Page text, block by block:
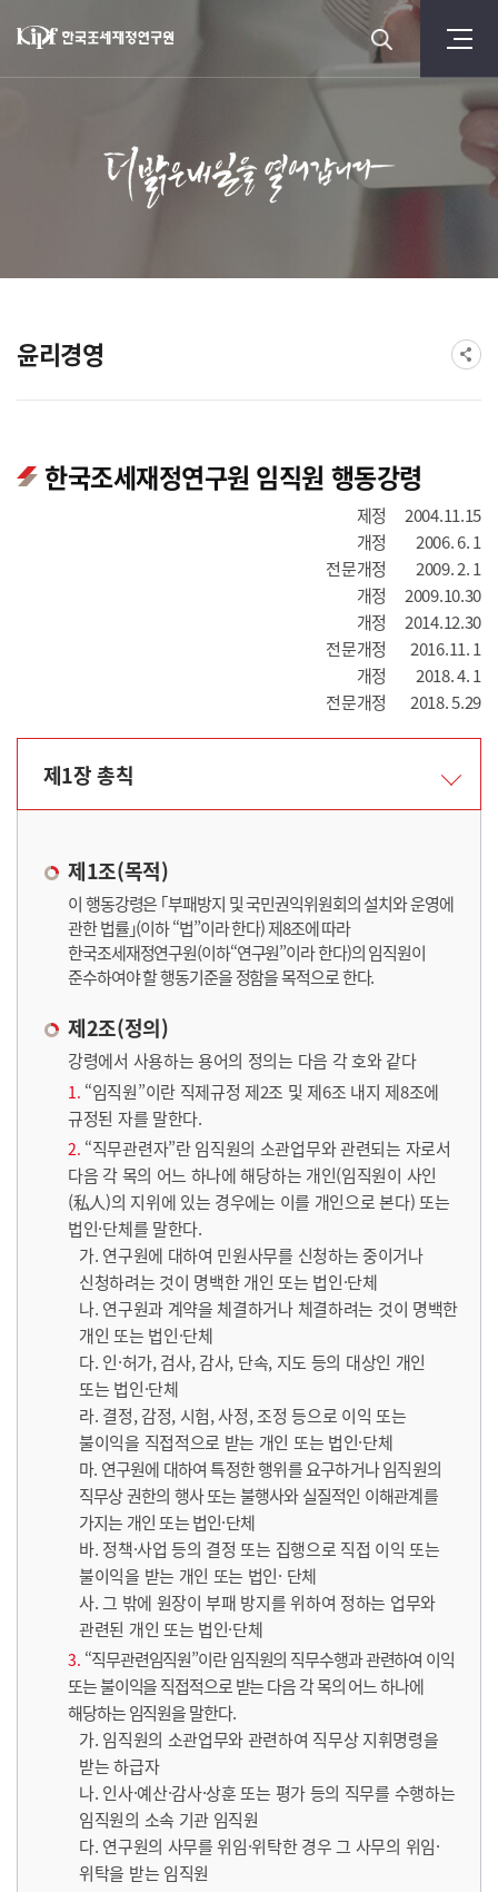
윤리경영
한국조세재정연구원 임직원 행동강령
제정
2004.11.15
개정
2006. 6. 1
전문개정
2009. 2. 1
개정
2009.10.30
개정
2014.12.30
전문개정
2016.11. 1
개정
2018. 4. 1
전문개정
2018. 5.29
제1장 총칙
제1조(목적)
이 행동강령은 ｢부패방지 및 국민권익위원회의 설치와 운영에
관한 법률｣(이하 “법”이라 한다) 제8조에 따라
한국조세재정연구원(이하“연구원”이라 한다)의 임직원이
준수하여야 할 행동기준을 정함을 목적으로 한다.
제2조(정의)
강령에서 사용하는 용어의 정의는 다음 각 호와 같다
“임직원”이란 직제규정 제2조 및 제6조 내지 제8조에
규정된 자를 말한다.
“직무관련자”란 임직원의 소관업무와 관련되는 자로서
다음 각 목의 어느 하나에 해당하는 개인(임직원이 사인
(私人)의 지위에 있는 경우에는 이를 개인으로 본다) 또는
법인·단체를 말한다.
가. 연구원에 대하여 민원사무를 신청하는 중이거나
신청하려는 것이 명백한 개인 또는 법인·단체
나. 연구원과 계약을 체결하거나 체결하려는 것이 명백한
개인 또는 법인·단체
다. 인·허가, 검사, 감사, 단속, 지도 등의 대상인 개인
또는 법인·단체
라. 결정, 감정, 시험, 사정, 조정 등으로 이익 또는
불이익을 직접적으로 받는 개인 또는 법인·단체
마. 연구원에 대하여 특정한 행위를 요구하거나 임직원의
직무상 권한의 행사 또는 불행사와 실질적인 이해관계를
가지는 개인 또는 법인·단체
바. 정책·사업 등의 결정 또는 집행으로 직접 이익 또는
불이익을 받는 개인 또는 법인· 단체
사. 그 밖에 원장이 부패 방지를 위하여 정하는 업무와
관련된 개인 또는 법인·단체
“직무관련임직원”이란 임직원의 직무수행과 관련하여 이익
또는 불이익을 직접적으로 받는 다음 각 목의 어느 하나에
해당하는 임직원을 말한다.
가. 임직원의 소관업무와 관련하여 직무상 지휘명령을
받는 하급자
나. 인사·예산·감사·상훈 또는 평가 등의 직무를 수행하는
임직원의 소속 기관 임직원
다. 연구원의 사무를 위임·위탁한 경우 그 사무의 위임·
위탁을 받는 임직원